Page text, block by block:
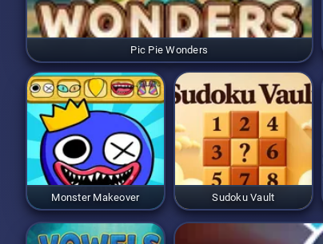
Pic Pie Wonders
Monster Makeover Sudoku Vault